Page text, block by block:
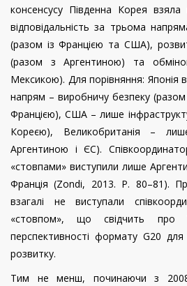
консенсусу Південна Корея
відповідальність за трьома
(разом із Францією та США),
(разом з Аргентиною) та
Мексикою). Для порівняння: Японія
напрям – виробничу безпеку (разом
Францією), США – лише
Кореєю), Великобританія –
Аргентиною і ЄС).
«стовпами» виступили лише
Франція (Zondi, 2013. P. 80–81).
взагалі не виступали
«стовпом», що свідчить про
перспективності формату G20 для
розвитку.
Тим не менш, починаючи з